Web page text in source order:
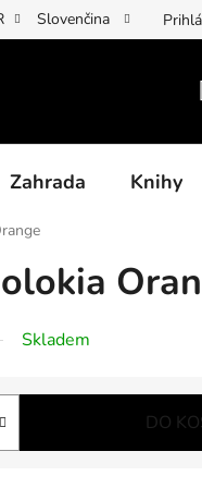
osobních údajů
Slovenčina
Zahrada Knihy
Skladem
DO